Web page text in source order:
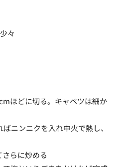
々
ほどに切る。キャベツは細か
ニンニクを入れ中火で熱し、
らに炒める